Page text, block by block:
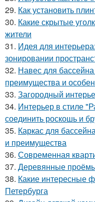
29. Как установить
30. Какие скрытые
жители
31. Идея для
зонировании
32. Навес для
преимущества и
33. Загородный
34. Интерьер в стиле
соединить роскошь и
35. Каркас для
и преимущества
36. Современная
37. Деревянные
38. Какие интересные
Петербурга